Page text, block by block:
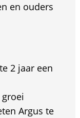
en ouders
2 jaar een
Argus te